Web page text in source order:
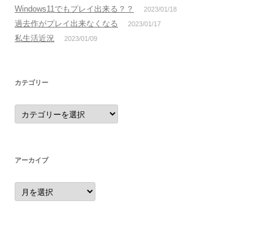
Windows11でもプレイ出来る？？ 2023/01/18
過去作がプレイ出来なくなる 2023/01/17
私生活近況 2023/01/09
カテゴリー
カ
テ
ゴ
アーカイブ
ア
ー
カ